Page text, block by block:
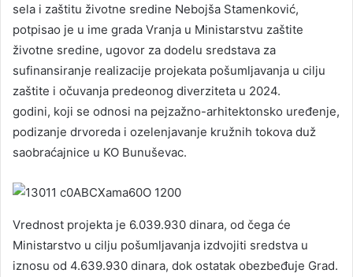
sela i zaštitu životne sredine Nebojša Stamenković,
potpisao je u ime grada Vranja u Ministarstvu zaštite
životne sredine, ugovor za dodelu sredstava za
sufinansiranje realizacije projekata pošumljavanja u cilju
zaštite i očuvanja predeonog diverziteta u 2024.
godini, koji se odnosi na pejzažno-arhitektonsko uređenje,
podizanje drvoreda i ozelenjavanje kružnih tokova duž
saobraćajnice u KO Bunuševac.
Vrednost projekta je 6.039.930 dinara, od čega će
Ministarstvo u cilju pošumljavanja izdvojiti sredstva u
iznosu od 4.639.930 dinara, dok ostatak obezbeđuje Grad.